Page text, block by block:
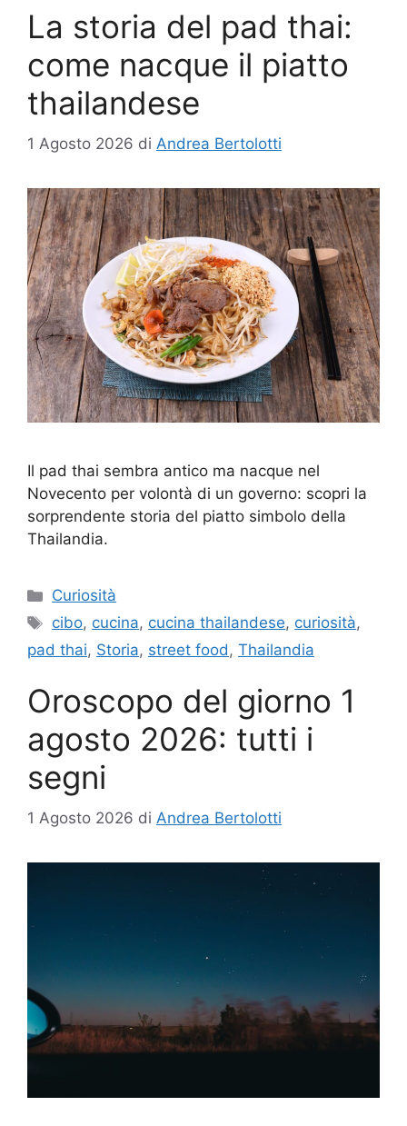
La storia del pad thai:
come nacque il piatto
thailandese
1 Agosto 2026 di Andrea Bertolotti
Il pad thai sembra antico ma nacque nel
Novecento per volontà di un governo: scopri la
sorprendente storia del piatto simbolo della
Thailandia.
Categorie
Curiosità
Tag
cibo, cucina, cucina thailandese, curiosità,
pad thai, Storia, street food, Thailandia
Oroscopo del giorno 1
agosto 2026: tutti i
segni
1 Agosto 2026 di Andrea Bertolotti